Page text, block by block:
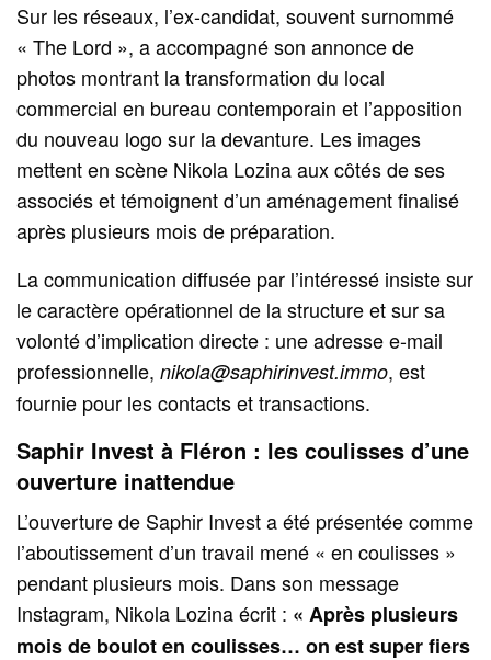
Sur les réseaux, l’ex-candidat, souvent surnommé
« The Lord », a accompagné son annonce de
photos montrant la transformation du local
commercial en bureau contemporain et l’apposition
du nouveau logo sur la devanture. Les images
mettent en scène Nikola Lozina aux côtés de ses
associés et témoignent d’un aménagement finalisé
après plusieurs mois de préparation.
La communication diffusée par l’intéressé insiste sur
le caractère opérationnel de la structure et sur sa
volonté d’implication directe : une adresse e-mail
professionnelle,nikola@saphirinvest.immo, est
fournie pour les contacts et transactions.
Saphir Invest à Fléron : les coulisses d’une
ouverture inattendue
L’ouverture de Saphir Invest a été présentée comme
l’aboutissement d’un travail mené « en coulisses »
pendant plusieurs mois. Dans son message
Instagram, Nikola Lozina écrit : « Après plusieurs
mois de boulot en coulisses… on est super fiers